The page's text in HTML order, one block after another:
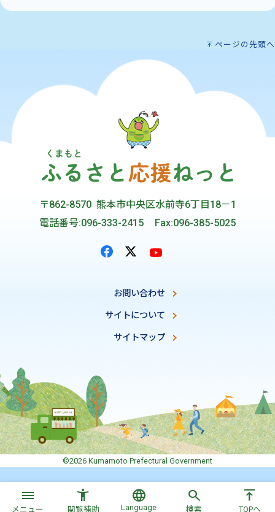
ページの先頭へ
〒862-8570 熊本市中央区水前寺6丁目18－1
電話番号:096-333-2415
Fax:096-385-5025
お問い合わせ
サイトについて
サイトマップ
©2026 Kumamoto Prefectural Government
menu
メニュー
accessibility_new
閲覧補助
language
Language
search
検索
vertical_align_top
TOPへ